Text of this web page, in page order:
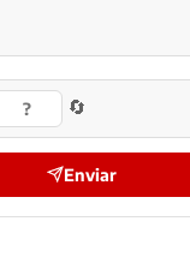
🔄
Enviar